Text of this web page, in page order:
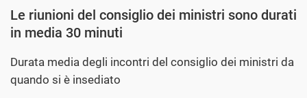
Le riunioni del consiglio dei ministri sono durati
in media 30 minuti
Durata media degli incontri del consiglio dei ministri da
quando si è insediato